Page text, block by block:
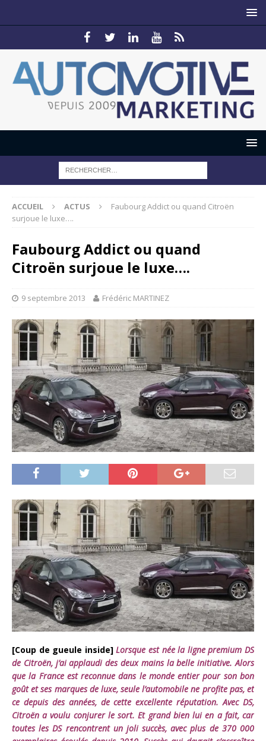
ACCUEIL ACTUS
Faubourg Addict ou quand Citroën
surjoue le luxe….
Faubourg Addict ou quand
Citroën surjoue le luxe….
9 septembre 2013 Frédéric MARTINEZ
[Coup de gueule inside]Lorsque est née la ligne premium DS
de Citroën, j’ai applaudi des deux mains la belle initiative. Alors
que la France est reconnue dans le monde entier pour son bon
goût et ses marques de luxe, seule l’automobile ne profite pas, et
ce depuis des années, de cette excellente réputation. Avec DS,
Citroën a voulu conjurer le sort. Et grand bien lui en a fait, car
toutes les DS rencontrent un joli succès, avec plus de 370 000